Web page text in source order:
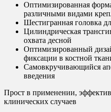
Оптимизированная
различными видами
Шестигранная головка
Цилиндрическая
охвата десной
Оптимизированный
фиксации в костной
Самовкручивающийся
введения
Прост в применении,
клинических случаев